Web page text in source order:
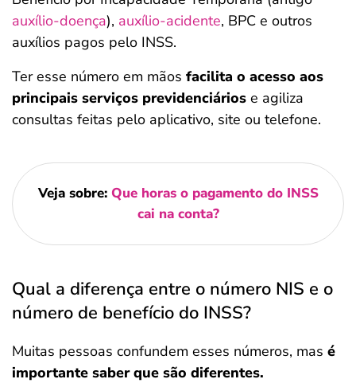
auxílio-doença), auxílio-acidente, BPC e outros
auxílios pagos pelo INSS.
Ter esse número em mãos facilita o acesso aos
principais serviços previdenciários e agiliza
consultas feitas pelo aplicativo, site ou telefone.
Veja sobre: Que horas o pagamento do INSS
cai na conta?
Qual a diferença entre o número NIS e o
número de benefício do INSS?
Muitas pessoas confundem esses números, mas é
importante saber que são diferentes.